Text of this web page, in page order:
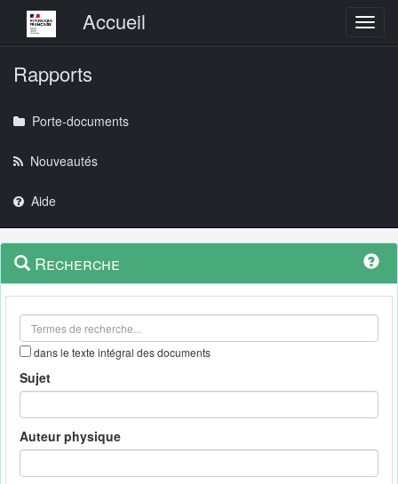
Menu principalAccueil
Rapports
Porte-documents
Nouveautés
Aide
Navigation
outils
Menu
contextuel
Recherche
dans le texte intégral des documents
Sujet
Auteur physique